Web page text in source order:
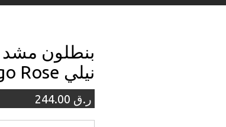
نيلي PANT – Indigo Rose
ر.ق